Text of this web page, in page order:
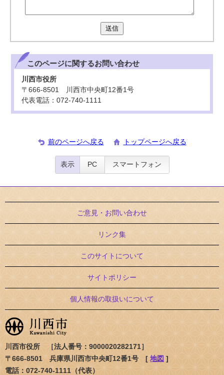
送信
このページに関するお問い合わせ
川西市役所
〒666-8501 川西市中央町12番1号
代表電話：072-740-1111
前のページへ戻る トップページへ戻る
表示 PC スマートフォン
ご意見・お問い合わせ
リンク集
このサイトについて
サイトポリシー
個人情報の取扱いについて
川西市役所 ［法人番号：9000020282171］
〒666-8501 兵庫県川西市中央町12番1号 [ 地図 ]
電話：072-740-1111（代表）